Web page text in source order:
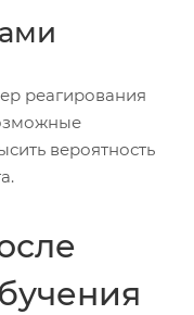
реагирования
вероятность